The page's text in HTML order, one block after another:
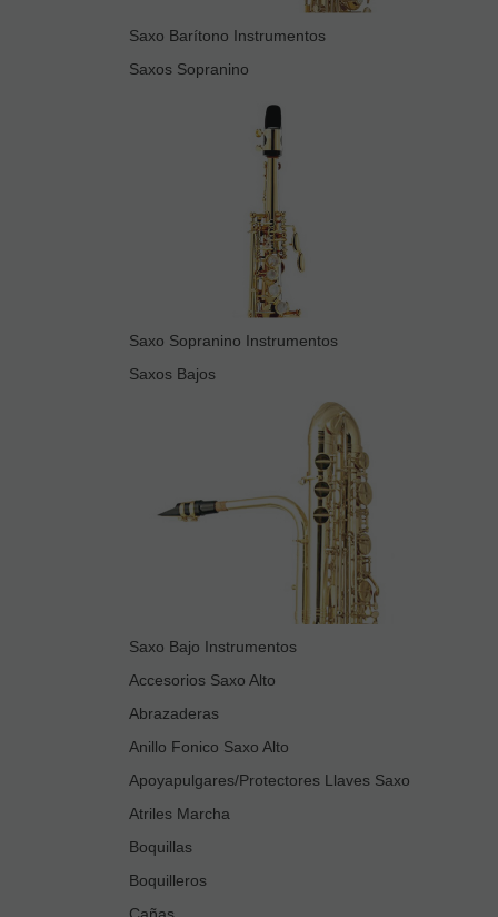
Saxo Barítono Instrumentos
Saxos Sopranino
Saxo Sopranino Instrumentos
Saxos Bajos
Saxo Bajo Instrumentos
Accesorios Saxo Alto
Abrazaderas
Anillo Fonico Saxo Alto
Apoyapulgares/Protectores Llaves Saxo
Atriles Marcha
Boquillas
Boquilleros